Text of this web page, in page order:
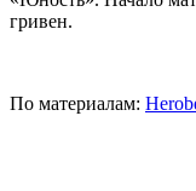
гривен.
По материалам: